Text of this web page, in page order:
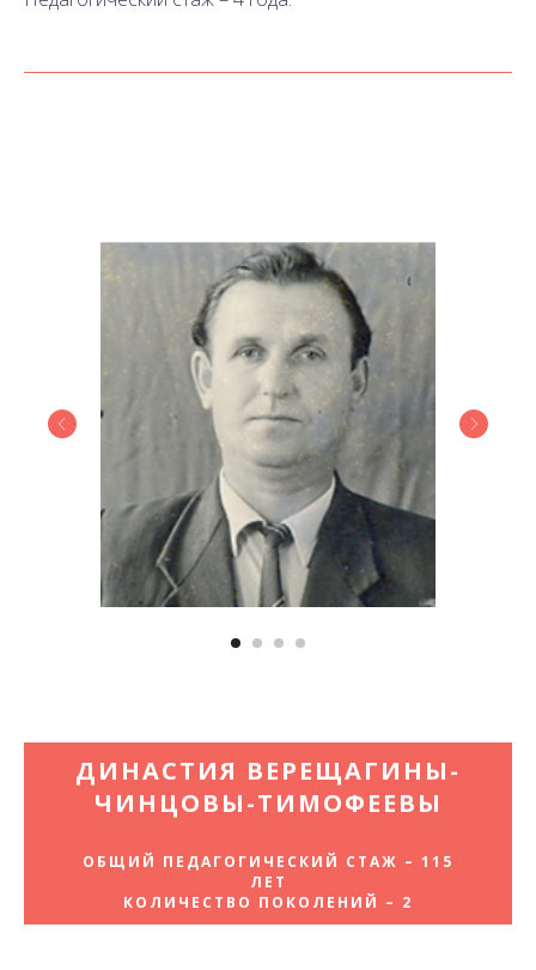
ДИНАСТИЯ ВЕРЕЩАГИНЫ-
ЧИНЦОВЫ-ТИМОФЕЕВЫ
ОБЩИЙ ПЕДАГОГИЧЕСКИЙ СТАЖ – 115
ЛЕТ
КОЛИЧЕСТВО ПОКОЛЕНИЙ – 2